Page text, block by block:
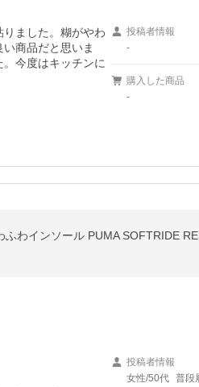
ました。糊がやわ
商品だと思いま
今度はキッチンに
投稿者情報
-
購入した商品
-
投稿者情報
女性/50代 普段